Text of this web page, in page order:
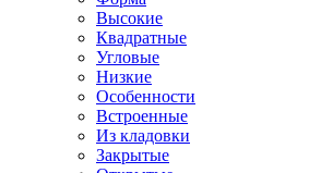
Высокие
Квадратные
Угловые
Низкие
Особенности
Встроенные
Из кладовки
Закрытые